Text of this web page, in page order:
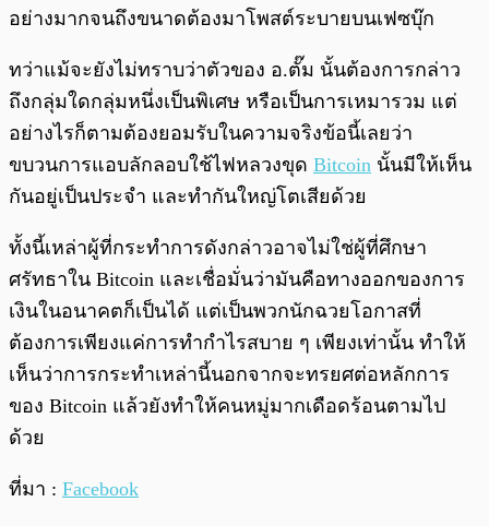
อย่างมากจนถึงขนาดต้องมาโพสต์ระบายบนเฟซบุ๊ก
ทว่าแม้จะยังไม่ทราบว่าตัวของ อ.ตั๊ม นั้นต้องการกล่าว
ถึงกลุ่มใดกลุ่มหนึ่งเป็นพิเศษ หรือเป็นการเหมารวม แต่
อย่างไรก็ตามต้องยอมรับในความจริงข้อนี้เลยว่า
ขบวนการแอบลักลอบใช้ไฟหลวงขุด Bitcoin นั้นมีให้เห็น
กันอยู่เป็นประจำ และทำกันใหญ่โตเสียด้วย
ทั้งนี้เหล่าผู้ที่กระทำการดังกล่าวอาจไม่ใช่ผู้ที่ศึกษา
ศรัทธาใน Bitcoin และเชื่อมั่นว่ามันคือทางออกของการ
เงินในอนาคตก็เป็นได้ แต่เป็นพวกนักฉวยโอกาสที่
ต้องการเพียงแค่การทำกำไรสบาย ๆ เพียงเท่านั้น ทำให้
เห็นว่าการกระทำเหล่านี้นอกจากจะทรยศต่อหลักการ
ของ Bitcoin แล้วยังทำให้คนหมู่มากเดือดร้อนตามไป
ด้วย
ที่มา : Facebook